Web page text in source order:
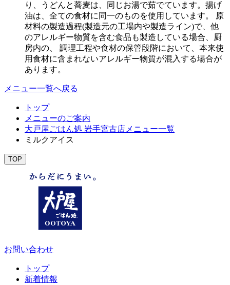
り、うどんと蕎麦は、同じお湯で茹でています。揚げ
油は、全ての食材に同一のものを使用しています。 原
材料の製造過程(製造元の工場内や製造ライン)で、他
のアレルギー物質を含む食品も製造している場合、厨
房内の、 調理工程や食材の保管段階において、本来使
用食材に含まれないアレルギー物質が混入する場合が
あります。
メニュー一覧へ戻る
トップ
メニューのご案内
大戸屋ごはん処 岩手宮古店メニュー一覧
ミルクアイス
TOP
お問い合わせ
トップ
新着情報